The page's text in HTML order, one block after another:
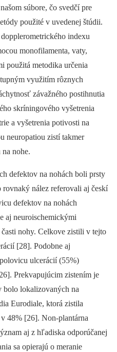
súbore, čo svedčí pre
použité v uvedenej štúdii.
indexu
monofilamenta, vaty,
použitá metodika určenia
využitím rôznych
závažného postihnutia
skríningového vyšetrenia
a vyšetrenia potivosti na
neuropatiou zistí takmer
nohe.
defektov na nohách boli prsty
nález referovali aj českí
defektov na nohách
aj neuroischemickými
nohy. Celkove zistili v tejto
[28]. Podobne aj
ulcerácií (55%)
Prekvapujúcim zistením je
bolo lokalizovaných na
Eurodiale, ktorá zistila
48% [26]. Non-plantárna
aj z hľadiska odporúčanej
sa opierajú o meranie